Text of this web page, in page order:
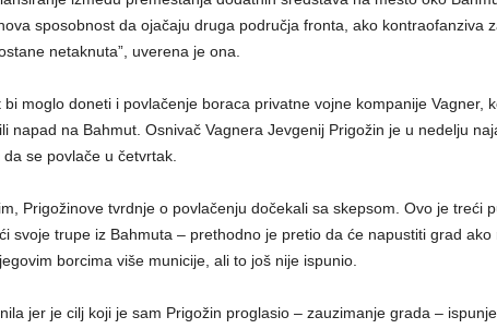
sposobnost da ojačaju druga područja fronta, ako kontraofanziva
netaknuta”, uverena je ona.
bi moglo doneti i povlačenje boraca privatne vojne kompanije Vagner,
napad na Bahmut. Osnivač Vagnera Jevgenij Prigožin je u nedelju
se povlače u četvrtak.
Prigožinove tvrdnje o povlačenju dočekali sa skepsom. Ovo je treći
svoje trupe iz Bahmuta – prethodno je pretio da će napustiti grad ako
borcima više municije, ali to još nije ispunio.
jer je cilj koji je sam Prigožin proglasio – zauzimanje grada –